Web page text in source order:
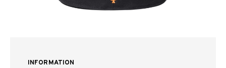
INFORMATION